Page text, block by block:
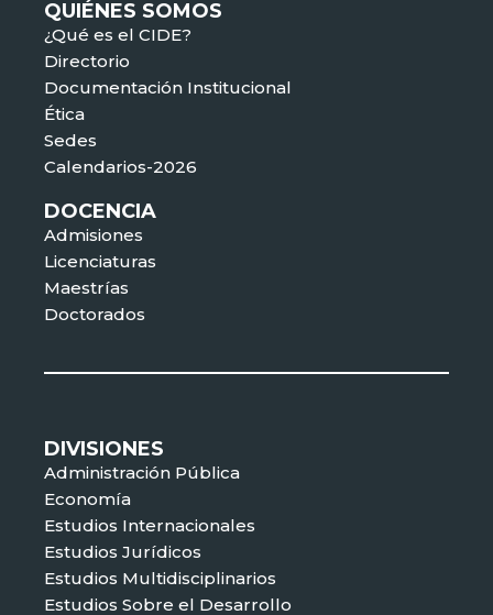
QUIÉNES SOMOS
¿Qué es el CIDE?
Directorio
Documentación Institucional
Ética
Sedes
Calendarios-2026
DOCENCIA
Admisiones
Licenciaturas
Maestrías
Doctorados
DIVISIONES
Administración Pública
Economía
Estudios Internacionales
Estudios Jurídicos
Estudios Multidisciplinarios
Estudios Sobre el Desarrollo